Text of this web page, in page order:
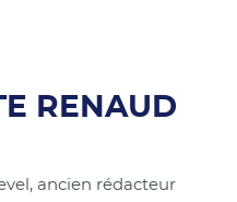
RENAUD
ancien rédacteur